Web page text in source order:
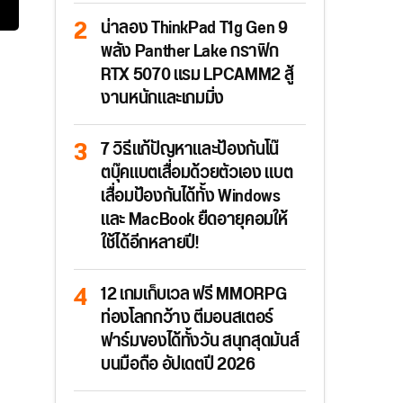
น่าลอง ThinkPad T1g Gen 9
พลัง Panther Lake กราฟิก
RTX 5070 แรม LPCAMM2 สู้
งานหนักและเกมมิ่ง
7 วิธีแก้ปัญหาและป้องกันโน๊
ตบุ๊คแบตเสื่อมด้วยตัวเอง แบต
เสื่อมป้องกันได้ทั้ง Windows
และ MacBook ยืดอายุคอมให้
ใช้ได้อีกหลายปี!
12 เกมเก็บเวล ฟรี MMORPG
ท่องโลกกว้าง ตีมอนสเตอร์
ฟาร์มของได้ทั้งวัน สนุกสุดมันส์
บนมือถือ อัปเดตปี 2026